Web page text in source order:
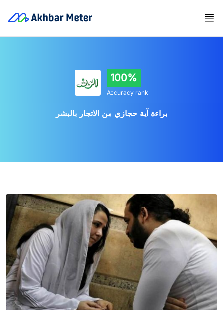
100%
Accuracy rank
براءة آية حجازي من الاتجار بالبشر